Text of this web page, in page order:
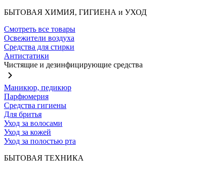
БЫТОВАЯ ХИМИЯ, ГИГИЕНА и УХОД
Смотреть все товары
Освежители воздуха
Средства для стирки
Антистатики
Чистящие и дезинфицирующие средства
Маникюр, педикюр
Парфюмерия
Средства гигиены
Для бритья
Уход за волосами
Уход за кожей
Уход за полостью рта
БЫТОВАЯ ТЕХНИКА